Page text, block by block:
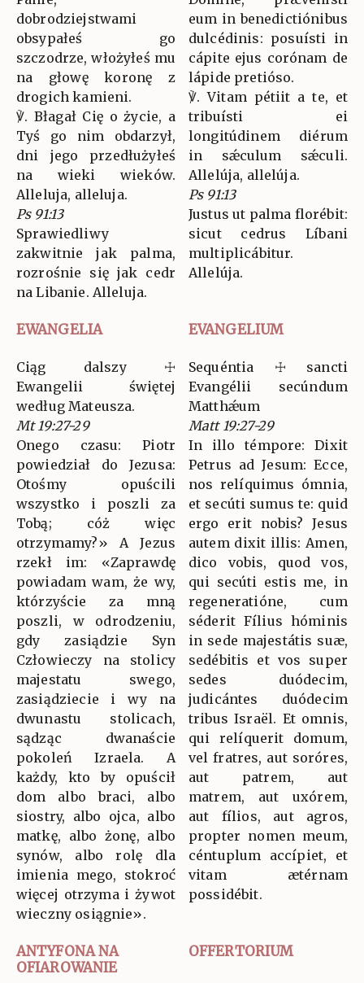
dobrodziejstwami
obsypałeś go
szczodrze, włożyłeś mu
na głowę koronę z
drogich kamieni.
℣. Błagał Cię o życie, a
Tyś go nim obdarzył,
dni jego przedłużyłeś
na wieki wieków.
Alleluja, alleluja.
Ps 91:13
Sprawiedliwy
zakwitnie jak palma,
rozrośnie się jak cedr
na Libanie. Alleluja.
eum in benedictiónibus
dulcédinis: posuísti in
cápite ejus corónam de
lápide pretióso.
℣. Vitam pétiit a te, et
tribuísti ei
longitúdinem diérum
in sǽculum sǽculi.
Allelúja, allelúja.
Ps 91:13
Justus ut palma florébit:
sicut cedrus Líbani
multiplicábitur.
Allelúja.
EWANGELIA EVANGELIUM
Ciąg dalszy ☩
Ewangelii świętej
według Mateusza.
Mt 19:27-29
Onego czasu: Piotr
powiedział do Jezusa:
Otośmy opuścili
wszystko i poszli za
Tobą; cóż więc
otrzymamy?» A Jezus
rzekł im: «Zaprawdę
powiadam wam, że wy,
którzyście za mną
poszli, w odrodzeniu,
gdy zasiądzie Syn
Człowieczy na stolicy
majestatu swego,
zasiądziecie i wy na
dwunastu stolicach,
sądząc dwanaście
pokoleń Izraela. A
każdy, kto by opuścił
dom albo braci, albo
siostry, albo ojca, albo
matkę, albo żonę, albo
synów, albo rolę dla
imienia mego, stokroć
więcej otrzyma i żywot
wieczny osiągnie».
Sequéntia ☩ sancti
Evangélii secúndum
Matthǽum
Matt 19:27-29
In illo témpore: Dixit
Petrus ad Jesum: Ecce,
nos relíquimus ómnia,
et secúti sumus te: quid
ergo erit nobis? Jesus
autem dixit illis: Amen,
dico vobis, quod vos,
qui secúti estis me, in
regeneratióne, cum
séderit Fílius hóminis
in sede majestátis suæ,
sedébitis et vos super
sedes duódecim,
judicántes duódecim
tribus Israël. Et omnis,
qui relíquerit domum,
vel fratres, aut soróres,
aut patrem, aut
matrem, aut uxórem,
aut fílios, aut agros,
propter nomen meum,
céntuplum accípiet, et
vitam ætérnam
possidébit.
ANTYFONA NA
OFIAROWANIE
OFFERTORIUM